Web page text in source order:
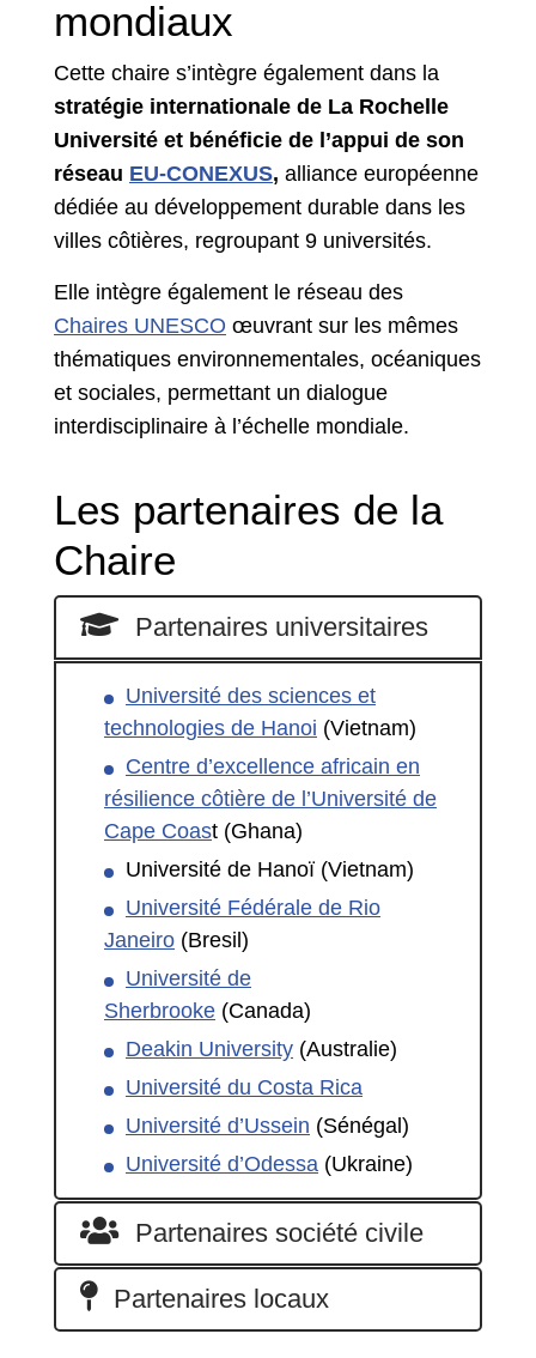
mondiaux
Cette chaire s’intègre également dans la
stratégie internationale de La Rochelle
Université et bénéficie de l’appui de son
réseau EU-CONEXUS, alliance européenne
dédiée au développement durable dans les
villes côtières, regroupant 9 universités.
Elle intègre également le réseau des
Chaires UNESCO œuvrant sur les mêmes
thématiques environnementales, océaniques
et sociales, permettant un dialogue
interdisciplinaire à l’échelle mondiale.
Les partenaires de la
Chaire
Partenaires universitaires
Université des sciences et
technologies de Hanoi (Vietnam)
Centre d’excellence africain en
résilience côtière de l’Université de
Cape Coast (Ghana)
Université de Hanoï (Vietnam)
Université Fédérale de Rio
Janeiro (Bresil)
Université de
Sherbrooke (Canada)
Deakin University (Australie)
Université du Costa Rica
Université d’Ussein (Sénégal)
Université d’Odessa (Ukraine)
Partenaires société civile
Partenaires locaux